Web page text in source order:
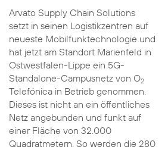
Arvato Supply Chain Solutions
setzt in seinen Logistikzentren auf
neueste Mobilfunktechnologie und
hat jetzt am Standort Marienfeld in
Ostwestfalen-Lippe ein 5G-
Standalone-Campusnetz von O2
Telefónica in Betrieb genommen.
Dieses ist nicht an ein öffentliches
Netz angebunden und funkt auf
einer Fläche von 32.000
Quadratmetern. So werden die 280